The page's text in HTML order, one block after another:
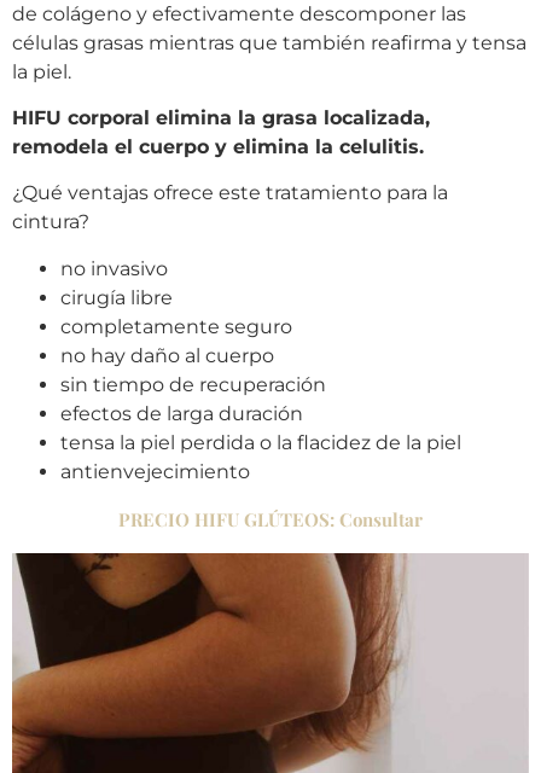
de colágeno y efectivamente descomponer las
células grasas mientras que también reafirma y tensa
la piel.
HIFU corporal elimina la grasa localizada,
remodela el cuerpo y elimina la celulitis.
¿Qué ventajas ofrece este tratamiento para la
cintura?
no invasivo
cirugía libre
completamente seguro
no hay daño al cuerpo
sin tiempo de recuperación
efectos de larga duración
tensa la piel perdida o la flacidez de la piel
antienvejecimiento
PRECIO HIFU GLÚTEOS: Consultar